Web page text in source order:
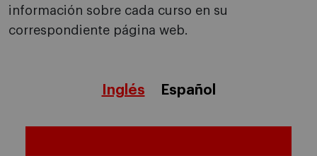
información sobre cada curso en su
correspondiente página web.
Inglés Español